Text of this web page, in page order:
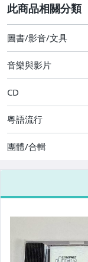
其它
[全店] 粉絲專享
[全店] 週年慶
圖書/影音/文具
音樂與影片
CD
粵語流行
團體/合輯